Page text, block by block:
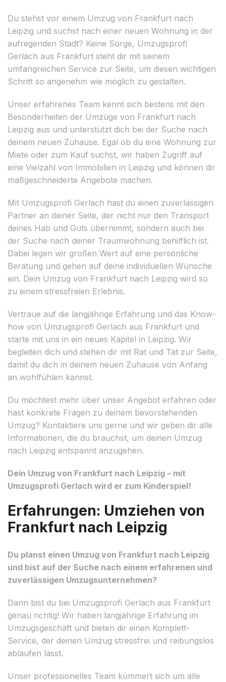
Du stehst vor einem Umzug von Frankfurt nach
Leipzig und suchst nach einer neuen Wohnung in der
aufregenden Stadt? Keine Sorge, Umzugsprofi
Gerlach aus Frankfurt steht dir mit seinem
umfangreichen Service zur Seite, um diesen wichtigen
Schritt so angenehm wie möglich zu gestalten.
Unser erfahrenes Team kennt sich bestens mit den
Besonderheiten der Umzüge von Frankfurt nach
Leipzig aus und unterstützt dich bei der Suche nach
deinem neuen Zuhause. Egal ob du eine Wohnung zur
Miete oder zum Kauf suchst, wir haben Zugriff auf
eine Vielzahl von Immobilien in Leipzig und können dir
maßgeschneiderte Angebote machen.
Mit Umzugsprofi Gerlach hast du einen zuverlässigen
Partner an deiner Seite, der nicht nur den Transport
deines Hab und Guts übernimmt, sondern auch bei
der Suche nach deiner Traumwohnung behilflich ist.
Dabei legen wir großen Wert auf eine persönliche
Beratung und gehen auf deine individuellen Wünsche
ein. Dein Umzug von Frankfurt nach Leipzig wird so
zu einem stressfreien Erlebnis.
Vertraue auf die langjährige Erfahrung und das Know-
how von Umzugsprofi Gerlach aus Frankfurt und
starte mit uns in ein neues Kapitel in Leipzig. Wir
begleiten dich und stehen dir mit Rat und Tat zur Seite,
damit du dich in deinem neuen Zuhause von Anfang
an wohlfühlen kannst.
Du möchtest mehr über unser Angebot erfahren oder
hast konkrete Fragen zu deinem bevorstehenden
Umzug? Kontaktiere uns gerne und wir geben dir alle
Informationen, die du brauchst, um deinen Umzug
nach Leipzig entspannt anzugehen.
Dein Umzug von Frankfurt nach Leipzig – mit
Umzugsprofi Gerlach wird er zum Kinderspiel!
Erfahrungen: Umziehen von
Frankfurt nach Leipzig
Du planst einen Umzug von Frankfurt nach Leipzig
und bist auf der Suche nach einem erfahrenen und
zuverlässigen Umzugsunternehmen?
Dann bist du bei Umzugsprofi Gerlach aus Frankfurt
genau richtig! Wir haben langjährige Erfahrung im
Umzugsgeschäft und bieten dir einen Komplett-
Service, der deinen Umzug stressfrei und reibungslos
ablaufen lässt.
Unser professionelles Team kümmert sich um alle